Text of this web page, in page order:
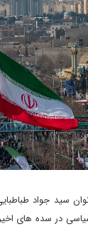
سید جواد
در سده های